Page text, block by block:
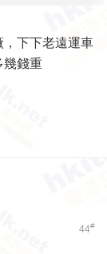
，下下老遠運車
幾錢重
44#